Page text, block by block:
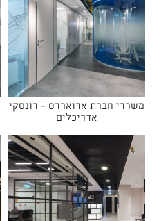
משרדי חברת אדוארדס - דונסקי
אדריכלים